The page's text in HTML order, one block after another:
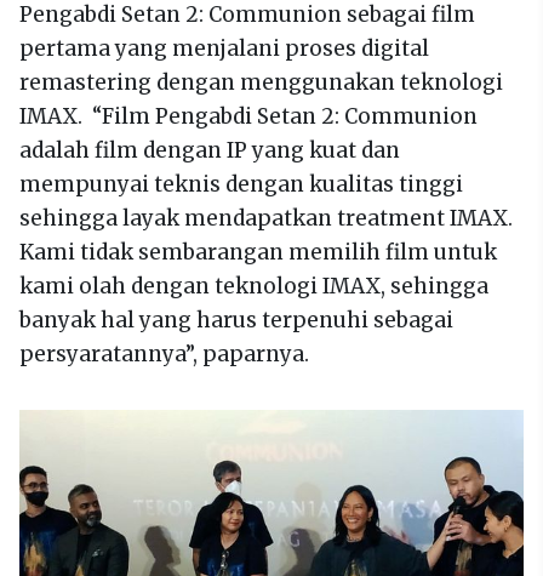
Pengabdi Setan 2: Communion sebagai film
pertama yang menjalani proses digital
remastering dengan menggunakan teknologi
IMAX. “Film Pengabdi Setan 2: Communion
adalah film dengan IP yang kuat dan
mempunyai teknis dengan kualitas tinggi
sehingga layak mendapatkan treatment IMAX.
Kami tidak sembarangan memilih film untuk
kami olah dengan teknologi IMAX, sehingga
banyak hal yang harus terpenuhi sebagai
persyaratannya”, paparnya.